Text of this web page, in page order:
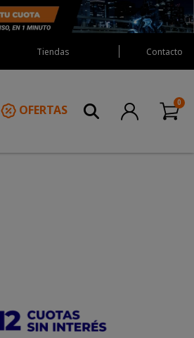
Tiendas Contacto
OFERTAS